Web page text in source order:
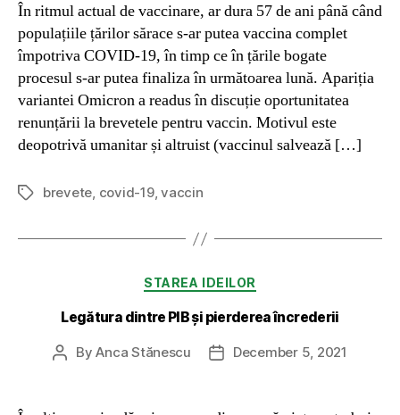
În ritmul actual de vaccinare, ar dura 57 de ani până când
populațiile țărilor sărace s-ar putea vaccina complet
împotriva COVID-19, în timp ce în țările bogate
procesul s-ar putea finaliza în următoarea lună. Apariția
variantei Omicron a readus în discuție oportunitatea
renunțării la brevetele pentru vaccin. Motivul este
deopotrivă umanitar și altruist (vaccinul salvează […]
Tagsbrevete, covid-19,vaccin
Categories
STAREA IDEILOR
Legătura dintre PIB și pierderea încrederii
PostByAnca Stănescu
PostDecember 5, 2021